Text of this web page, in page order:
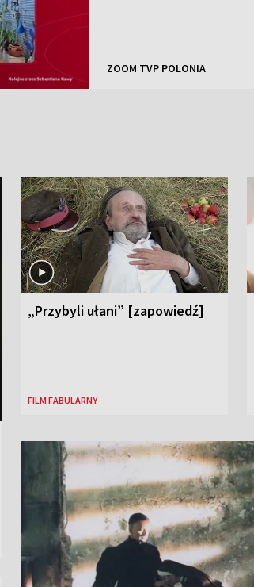
ZOOM TVP POLONIA
„Przybyli ułani” [zapowiedź]
FILM FABULARNY